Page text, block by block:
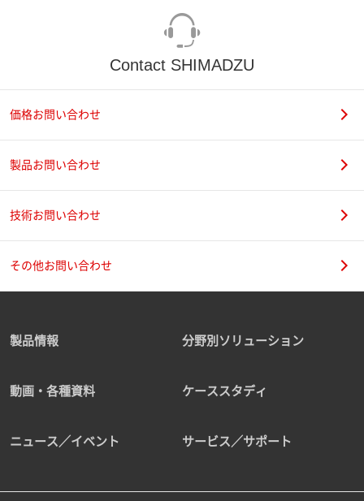
Contact SHIMADZU
価格お問い合わせ
製品お問い合わせ
技術お問い合わせ
その他お問い合わせ
製品情報 分野別ソリューション
動画・各種資料 ケーススタディ
ニュース／イベント サービス／サポート